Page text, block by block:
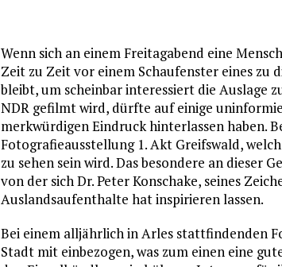
Wenn sich an einem Freitagabend eine
Zeit zu Zeit vor einem Schaufenster eines zu
bleibt, um scheinbar interessiert die Auslage
NDR gefilmt wird, dürfte auf einige
merkwürdigen Eindruck hinterlassen haben.
Fotografieausstellung 1. Akt Greifswald,
zu sehen sein wird. Das besondere an dieser
von der sich Dr. Peter Konschake, seines
Auslandsaufenthalte hat inspirieren lassen.
Bei einem alljährlich in Arles stattfindenden
Stadt mit einbezogen, was zum einen eine